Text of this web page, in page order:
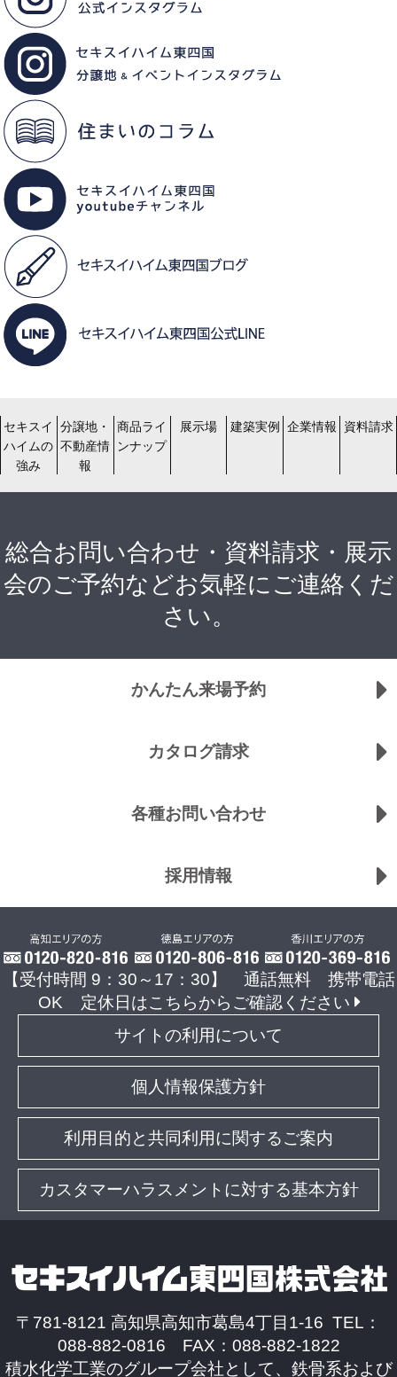
セキスイ
ハイムの
強み
分譲地・
不動産情
報
商品ライ
ンナップ
展示場 建築実例 企業情報 資料請求
総合お問い合わせ・資料請求・展示
会のご予約などお気軽にご連絡くだ
さい。
かんたん来場予約
カタログ請求
各種お問い合わせ
採用情報
【受付時間 9：30～17：30】 通話無料 携帯電話
OK
定休日はこちらからご確認ください
サイトの利用について
個人情報保護方針
利用目的と共同利用に関するご案内
カスタマーハラスメントに対する基本方針
〒781-8121 高知県高知市葛島4丁目1-16 TEL：
088-882-0816 FAX：088-882-1822
積水化学工業のグループ会社として、鉄骨系および